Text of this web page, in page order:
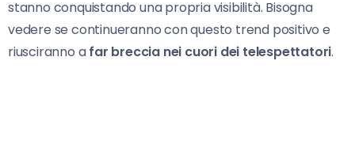
stanno conquistando una propria visibilità. Bisogna
vedere se continueranno con questo trend positivo e
riusciranno afar breccia nei cuori dei telespettatori.